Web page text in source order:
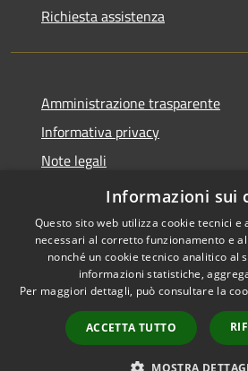
Richiesta assistenza
Amministrazione trasparente
Informativa privacy
Note legali
Dichiarazione di accessibilità
Accessibilità
Informazioni sui
Questo sito web utilizza cookie tecnici
necessari al corretto funzionamento e
nonché un cookie tecnico analitico al
informazioni statistiche,
Per maggiori dettagli, può consultare la
ACCETTA TUTTO
MOSTRA